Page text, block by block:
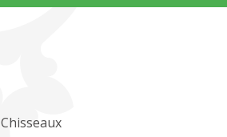
Chisseaux